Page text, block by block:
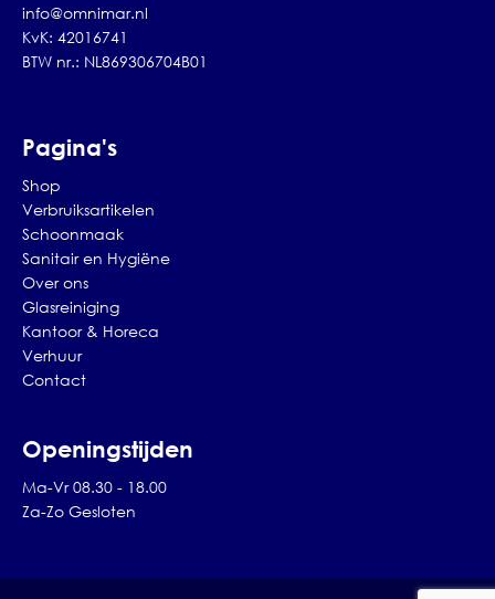
info@omnimar.nl
KvK: 42016741
BTW nr.: NL869306704B01
Pagina's
Shop
Verbruiksartikelen
Schoonmaak
Sanitair en Hygiëne
Over ons
Glasreiniging
Kantoor & Horeca
Verhuur
Contact
Openingstijden
Ma-Vr 08.30 - 18.00
Za-Zo Gesloten